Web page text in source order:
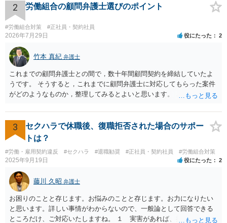
続放棄したとしても、取締役である母には残された有限会社の後始末
をどうするのかという問題が残ります。 一度、司法書士や弁護士等の
専門家に相談されることをオススメ致します。
2 労働組合の顧問弁護士選びのポイント
#労働組合対策 #正社員・契約社員
2026年7月29日 役にたった 2
竹本 真紀 弁護士
これまでの顧問弁護士との間で，数十年間顧問契約を締結していたよ
うです。 そうすると，これまでに顧問弁護士に対応してもらった案件
がどのようなものか，整理してみるとよいと思います。 これにより，
事務所を比較した上で，弁護士と面談をする際，そのような案件に対
応してもらえるのかが重要だと思います。 ただ，組合員の相談内容に
ついて，分野を絞っているのか，それともどのような分野でもよいと
いうことで法律相談を依頼しているかの観点も重要です。 組合員とす
れば，相談だけではなく，できれば受任まで考えている場合も多いと
思います。 そうすると，労働組合としての相談だけではなく，基本的
に全ての分野を対象にして考える必要もあるかもしれません。 そうで
ないと，相談内容によって，対応が変わってしまうこともあると思い
ます。 組合員の相談についても，基本的に受任まで考えてもらえるこ
とができるのかも検討要素の一つかもしれません。
3
セクハラで休職後、復職拒否された場合のサポー
トは？
#労働・雇用契約違反 #セクハラ #退職勧奨 #正社員・契約社員 #労働組合対策
2025年9月19日 役にたった 2
藤川 久昭 弁護士
お困りのことと存じます。お悩みのことと存じます。お力になりたい
と思います。詳しい事情がわからないので、一般論として回答できる
ところだけ、ご対応いたしますね。 １ 実害があれば、損害賠償請求